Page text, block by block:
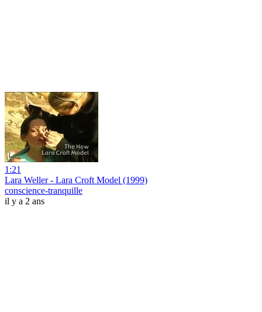
1:21
Lara Weller - Lara Croft Model (1999)
conscience-tranquille
il y a 2 ans